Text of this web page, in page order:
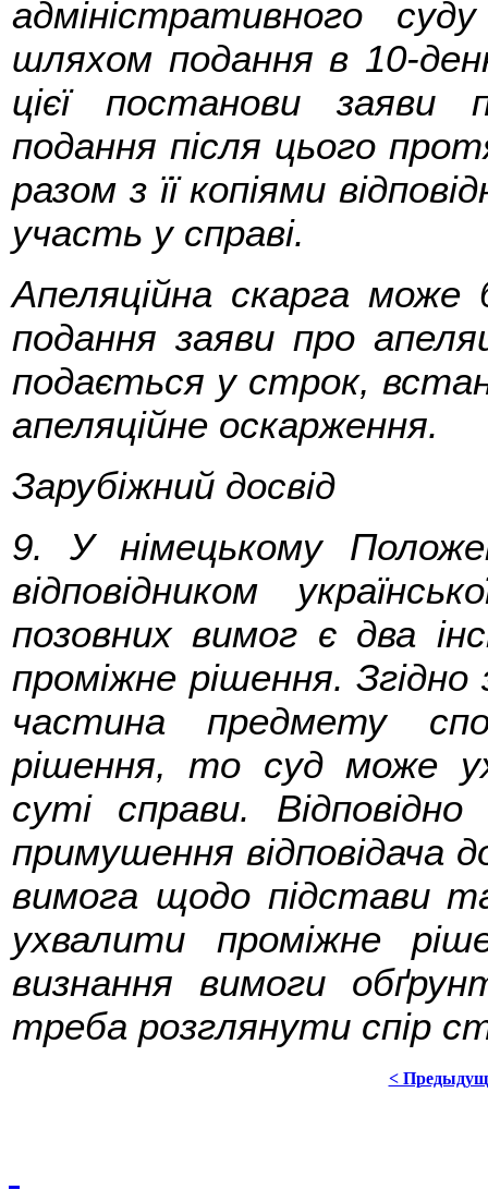
адміністративного
шляхом подання в 10-
цієї постанови заяви
подання після цього
разом з її копіями
участь у справі.
Апеляційна скарга може
подання заяви про
подається у строк,
апеляційне оскарження.
Зарубіжний досвід
9. У німецькому
відповідником
позовних вимог є два
проміжне рішення.
частина предмету
рішення, то суд може
суті справи.
примушення відповідача
вимога щодо підстави
ухвалити проміжне
визнання вимоги
треба розглянути спір
<